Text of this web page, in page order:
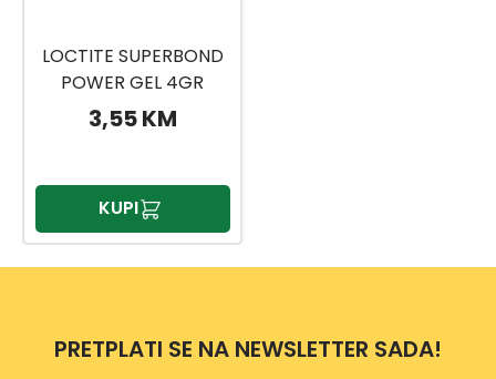
LOCTITE SUPERBOND
POWER GEL 4GR
3,55 KM
KUPI
PRETPLATI SE NA NEWSLETTER SADA!